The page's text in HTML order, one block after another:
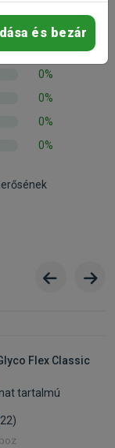
100%
0%
0%
0%
0%
Flex Classic
tartalmú
és bezár